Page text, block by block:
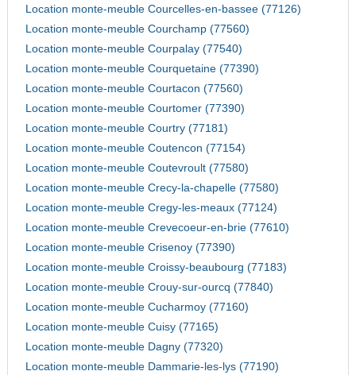
Location monte-meuble Courcelles-en-bassee (77126)
Location monte-meuble Courchamp (77560)
Location monte-meuble Courpalay (77540)
Location monte-meuble Courquetaine (77390)
Location monte-meuble Courtacon (77560)
Location monte-meuble Courtomer (77390)
Location monte-meuble Courtry (77181)
Location monte-meuble Coutencon (77154)
Location monte-meuble Coutevroult (77580)
Location monte-meuble Crecy-la-chapelle (77580)
Location monte-meuble Cregy-les-meaux (77124)
Location monte-meuble Crevecoeur-en-brie (77610)
Location monte-meuble Crisenoy (77390)
Location monte-meuble Croissy-beaubourg (77183)
Location monte-meuble Crouy-sur-ourcq (77840)
Location monte-meuble Cucharmoy (77160)
Location monte-meuble Cuisy (77165)
Location monte-meuble Dagny (77320)
Location monte-meuble Dammarie-les-lys (77190)